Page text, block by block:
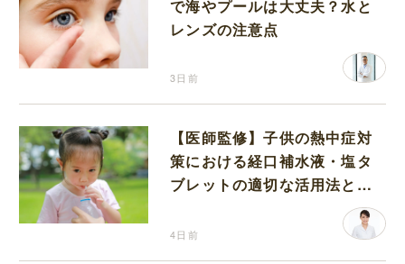
で海やプールは大丈夫？水と
レンズの注意点
3日前
【医師監修】子供の熱中症対
策における経口補水液・塩タ
ブレットの適切な活用法と水
4日前